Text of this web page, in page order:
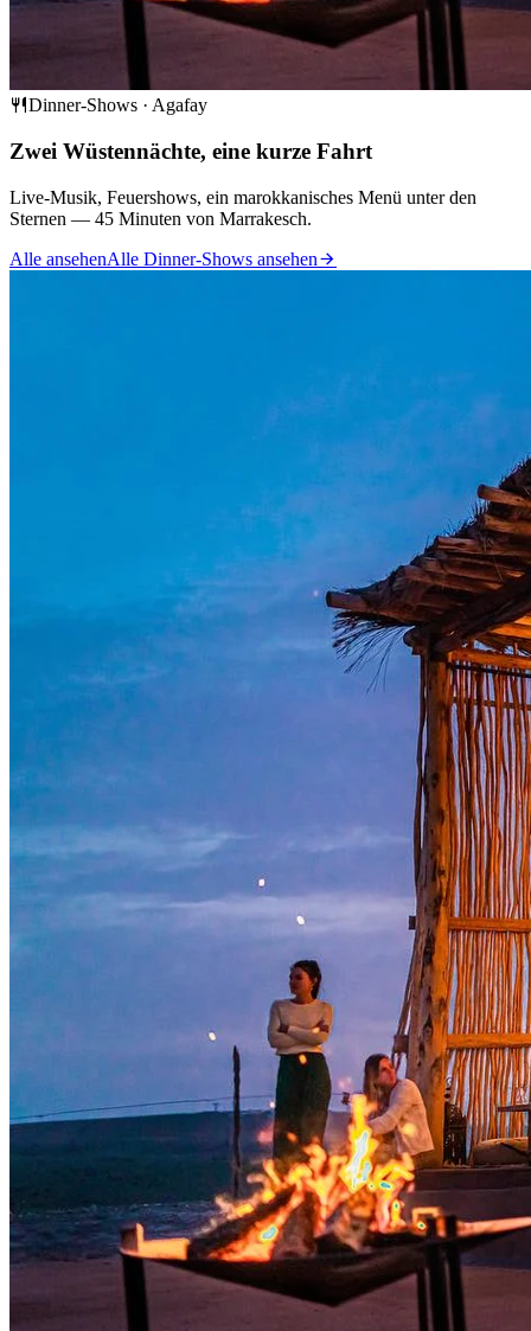
Dinner-Shows · Agafay
Zwei Wüstennächte, eine kurze Fahrt
Live-Musik, Feuershows, ein marokkanisches Menü unter den
Sternen — 45 Minuten von Marrakesch.
Alle ansehenAlle Dinner-Shows ansehen